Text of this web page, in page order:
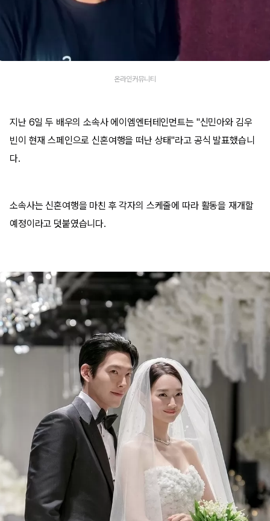
온라인커뮤니티
지난 6일 두 배우의 소속사 에이엠엔터테인먼트는 "신민아와 김우
빈이 현재 스페인으로 신혼여행을 떠난 상태"라고 공식 발표했습니
다.
소속사는 신혼여행을 마친 후 각자의 스케줄에 따라 활동을 재개할
예정이라고 덧붙였습니다.